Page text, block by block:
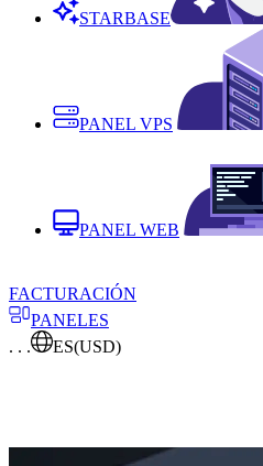
STARBASE
PANEL VPS
PANEL WEB
FACTURACIÓN
PANELES
. . .
ES(USD)